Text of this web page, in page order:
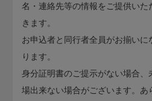
名・連絡先等の情報をご提供い
きます。
お申込者と同行者全員がお揃いに
ります。
身分証明書のご提示がない場合、
場出来ない場合がございます。あ